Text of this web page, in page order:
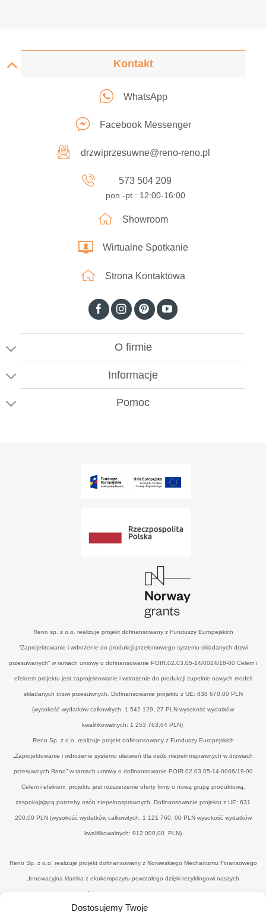
Dostosujemy Twoje
Kontakt
WhatsApp
Facebook Messenger
drzwiprzesuwne@reno-reno.pl
573 504 209
pon.-pt.: 12:00-16:00
Showroom
Wirtualne Spotkanie
Strona Kontaktowa
O firmie
Informacje
Pomoc
Reno sp. z o.o. realizuje projekt dofinansowany z Funduszy Europejskich
“Zaprojektowanie i wdrożenie do produkcji przełomowego systemu składanych drzwi
przesuwanych” w ramach umowy o dofinansowanie POIR.02.03.05-14/0024/18-00 Celem i
efektem projektu jest zaprojektowanie i wdrożenie do produkcji zupełnie nowych modeli
składanych drzwi przesuwnych. Dofinansowanie projektu z UE: 838 670,00 PLN
(wysokość wydatków całkowitych: 1 542 129, 27 PLN wysokość wydatków
kwalifikowalnych: 1 253 763,64 PLN)
Reno Sp. z o.o. realizuje projekt dofinansowany z Funduszy Europejskich
„Zaprojektowanie i wdrożenie systemu ułatwień dla osób niepełnosprawnych w drzwiach
przesuwnych Reno” w ramach umowy o dofinansowanie POIR.02.03.05-14-0006/19-00
Celem i efektem projektu jest rozszerzenie oferty firmy o nową grupę produktową,
zaspokajającą potrzeby osób niepełnosprawnych. Dofinansowanie projektu z UE: 631
200,00 PLN (wysokość wydatków całkowitych: 1 121 760, 00 PLN wysokość wydatków
kwalifikowalnych: 912 000,00 PLN)
Reno Sp. z o.o. realizuje projekt dofinansowany z Norweskiego Mechanizmu Finansowego
„Innowacyjna klamka z ekokompozytu powstałego dzięki recyklingowi naszych
poprodukcyjnych odpadów drzewnych’" w ramach umowy o dofinansowanie UWP-
NORW.19.01.04-14-0041/20-00. Celem i efektemjest uzyskanie nowego, konkurencyjnego